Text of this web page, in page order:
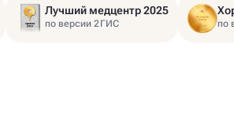
Лучший медцентр 2025
по версии 2ГИС по